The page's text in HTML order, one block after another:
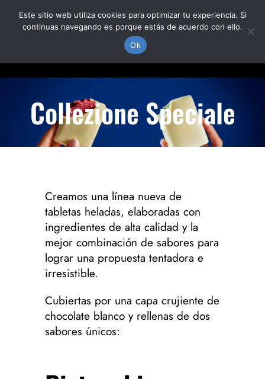
DÓNDE ESTAMOS
Collezione Speciale
Creamos una línea nueva de
tabletas heladas, elaboradas con
ingredientes de alta calidad y la
mejor combinación de sabores para
lograr una propuesta tentadora e
irresistible.​
​Cubiertas por una capa crujiente de
chocolate blanco y rellenas de dos
sabores únicos:
Este sitio web utiliza cookies para optimizar tu experiencia. Si
continuas navegando es porque estás de acuerdo con ello.
Ok